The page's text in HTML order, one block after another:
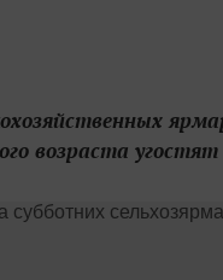
возраста